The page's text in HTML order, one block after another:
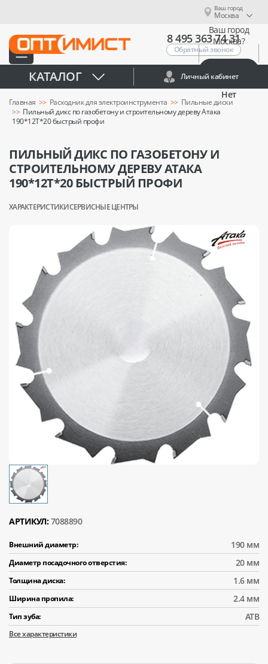
Ваш город
Москва
Ваш город
Москва?
Нет
8 495 363 74 31
Обратный звонок
КАТАЛОГ Личный кабинет
Главная Расходник для электроинструмента
Пильные диски
Пильный дикс по газобетону и строительному дереву Атака
190*12T*20 быстрый профи
ПИЛЬНЫЙ ДИКС ПО ГАЗОБЕТОНУ И
СТРОИТЕЛЬНОМУ ДЕРЕВУ АТАКА
190*12T*20 БЫСТРЫЙ ПРОФИ
ХАРАКТЕРИСТИКИСЕРВИСНЫЕ ЦЕНТРЫ
АРТИКУЛ: 7088890
Внешний диаметр: 190 мм
Диаметр посадочного отверстия: 20 мм
Толщина диска: 1.6 мм
Ширина пропила: 2.4 мм
Тип зуба: АТВ
Все характеристики